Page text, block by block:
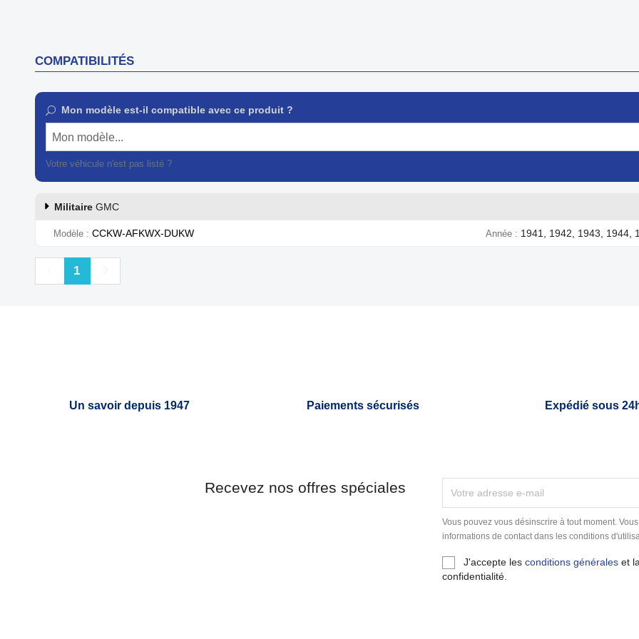
COMPATIBILITÉS
Mon modèle est-il compatible avec ce produit ?
Mon modèle...
Votre véhicule n'est pas listé ?
Militaire GMC
Modèle CCKW-AFKWX-DUKW Année 1941, 1942, 1943, 1944,
Précédent
1
Un savoir depuis 1947 Paiements sécurisés Expédié sous
Recevez nos offres spéciales
Vous pouvez vous désinscrire à tout moment.
informations de contact dans les conditions
J'accepte lesconditions générales et
confidentialité.